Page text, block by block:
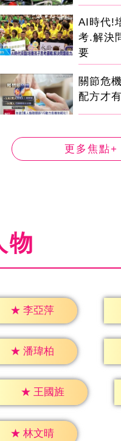
AI時代!
考.解決
要
關節危
配方才
更多焦點+
物
★ 李亞萍
★ 潘瑋柏
★ 王國旌
★ 林文晴